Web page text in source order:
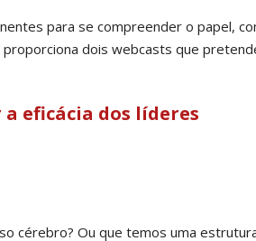
para se compreender o papel,
dois webcasts que
eficácia dos líderes
cérebro? Ou que temos uma